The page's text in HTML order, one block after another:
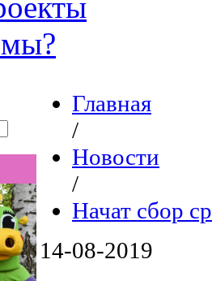
Главная
/
Новости
/
Начат сбор
14-08-2019